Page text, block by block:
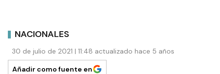
NACIONALES
30 de julio de 2021 | 11:48 actualizado hace 5 años
Añadir como fuente en